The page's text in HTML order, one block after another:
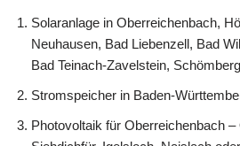
Solaranlage in Oberreichenbach,
Neuhausen, Bad Liebenzell, Bad
Bad Teinach-Zavelstein,
Stromspeicher in Baden-
Photovoltaik für Oberreichenbach –